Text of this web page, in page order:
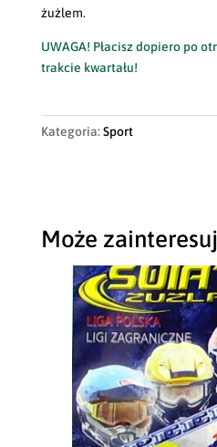
żużlem.
UWAGA! Płacisz dopiero po
trakcie kwartału!
Kategoria:Sport
Może